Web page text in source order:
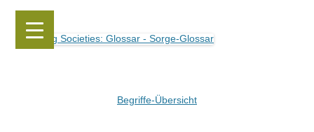
Caring Societies: Glossar
Sorge-Glossar
Inhalt
springen
Begriffe-Übersicht